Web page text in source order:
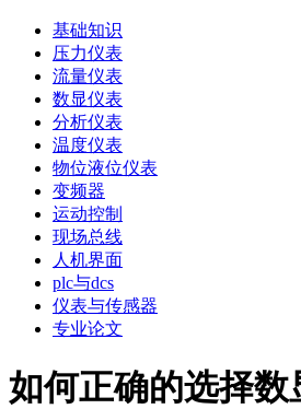
基础知识
压力仪表
流量仪表
数显仪表
分析仪表
温度仪表
物位液位仪表
变频器
运动控制
现场总线
人机界面
plc与dcs
仪表与传感器
专业论文
如何正确的选择数